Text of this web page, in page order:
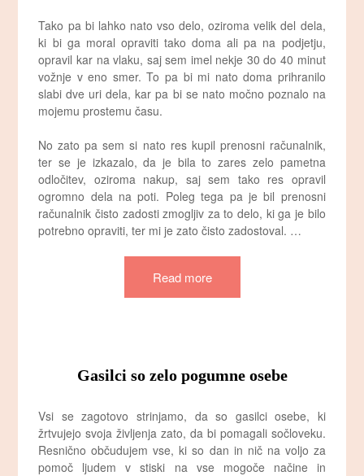
Tako pa bi lahko nato vso delo, oziroma velik del dela,
ki bi ga moral opraviti tako doma ali pa na podjetju,
opravil kar na vlaku, saj sem imel nekje 30 do 40 minut
vožnje v eno smer. To pa bi mi nato doma prihranilo
slabi dve uri dela, kar pa bi se nato močno poznalo na
mojemu prostemu času.
No zato pa sem si nato res kupil prenosni računalnik,
ter se je izkazalo, da je bila to zares zelo pametna
odločitev, oziroma nakup, saj sem tako res opravil
ogromno dela na poti. Poleg tega pa je bil prenosni
računalnik čisto zadosti zmogljiv za to delo, ki ga je bilo
potrebno opraviti, ter mi je zato čisto zadostoval. …
Read more
Gasilci so zelo pogumne osebe
Vsi se zagotovo strinjamo, da so gasilci osebe, ki
žrtvujejo svoja življenja zato, da bi pomagali sočloveku.
Resnično občudujem vse, ki so dan in nič na voljo za
pomoč ljudem v stiski na vse mogoče načine in